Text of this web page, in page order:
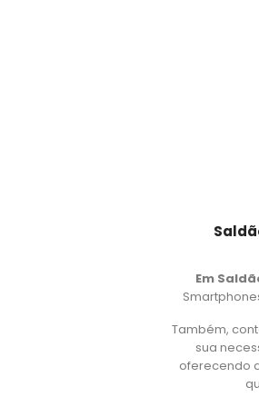
Em
Também,
sua
oferecendo